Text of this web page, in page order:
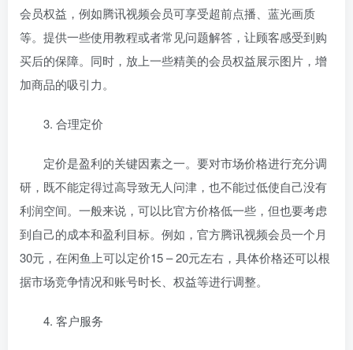
会员权益，例如腾讯视频会员可享受超前点播、蓝光画质
等。提供一些使用教程或者常见问题解答，让顾客感受到购
买后的保障。同时，放上一些精美的会员权益展示图片，增
加商品的吸引力。
3. 合理定价
定价是盈利的关键因素之一。要对市场价格进行充分调
研，既不能定得过高导致无人问津，也不能过低使自己没有
利润空间。一般来说，可以比官方价格低一些，但也要考虑
到自己的成本和盈利目标。例如，官方腾讯视频会员一个月
30元，在闲鱼上可以定价15 – 20元左右，具体价格还可以根
据市场竞争情况和账号时长、权益等进行调整。
4. 客户服务